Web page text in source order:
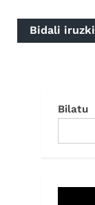
Bilatu